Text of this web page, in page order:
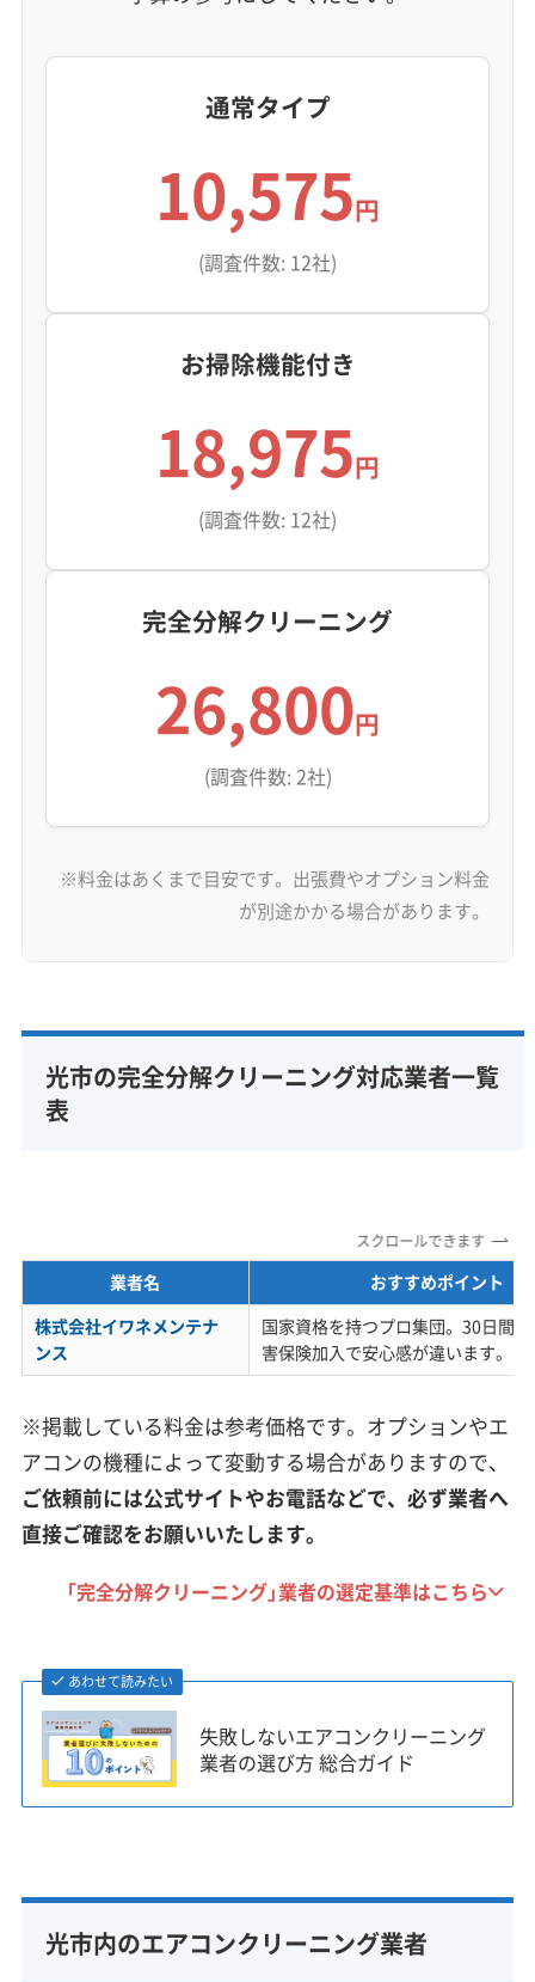
通常タイプ
10,575円
(調査件数: 12社)
お掃除機能付き
18,975円
(調査件数: 12社)
完全分解クリーニング
26,800円
(調査件数: 2社)
※料金はあくまで目安です。出張費やオプション料金
が別途かかる場合があります。
光市の完全分解クリーニング対応業者一覧
表
スクロールできます
業者名
おすすめポイント
株式会社イワネメンテナ
ンス
国家資格を持つプロ集団。30日間
害保険加入で安心感が違います。
※掲載している料金は参考価格です。オプションやエ
アコンの機種によって変動する場合がありますので、
ご依頼前には公式サイトやお電話などで、必ず業者へ
直接ご確認をお願いいたします。
「完全分解クリーニング」業者の選定基準はこちら
あわせて読みたい
失敗しないエアコンクリーニング
業者の選び方 総合ガイド
光市内のエアコンクリーニング業者